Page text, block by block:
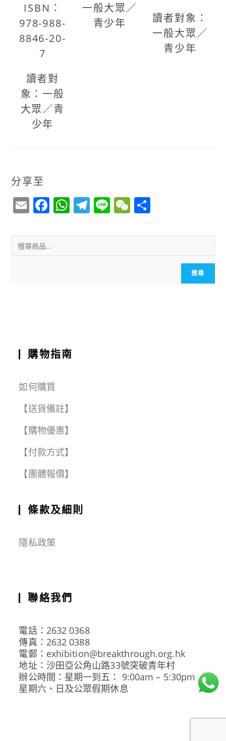
ISBN：
978-988-
8846-20-
7
讀者對
象：一般
大眾／青
少年
一般大眾／
青少年
讀者對象：
一般大眾／
青少年
分享至
E
ai
l
F
c
e
W
a
ts
T
e
g
Li
e
W
C
h
a
r
搜尋
購物指南
如何購買
【送貨備註】
【購物優惠】
【付款方式】
【團體報價】
條款及細則
隱私政策
聯絡我們
電話：2632 0368
傳真：2632 0388
電郵：exhibition@breakthrough.org.hk
地址：沙田亞公角山路33號突破青年村
辦公時間：星期一到五： 9:00am – 5:30pm
星期六、日及公眾假期休息